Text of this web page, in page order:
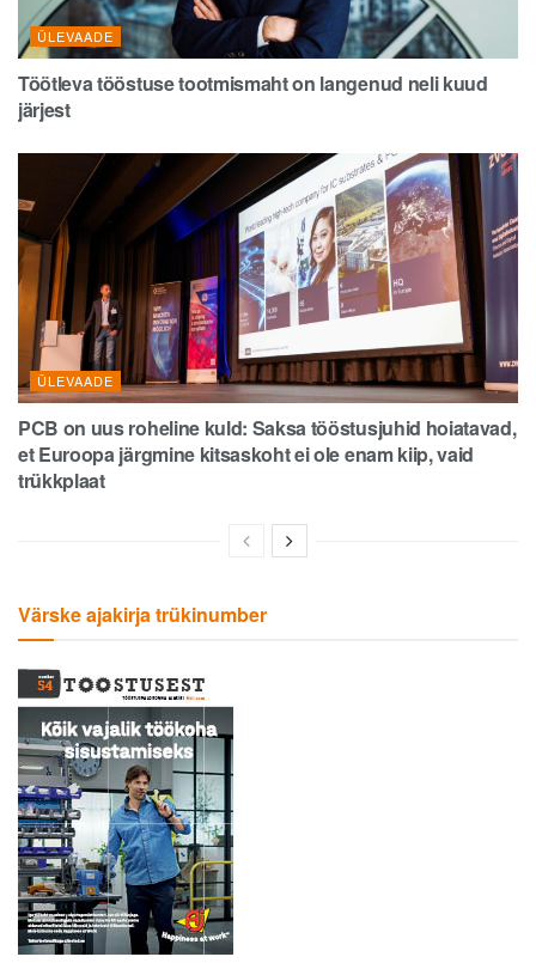
ÜLEVAADE
Töötleva tööstuse tootmismaht on langenud neli kuud
järjest
ÜLEVAADE
PCB on uus roheline kuld: Saksa tööstusjuhid hoiatavad,
et Euroopa järgmine kitsaskoht ei ole enam kiip, vaid
trükkplaat
Värske ajakirja trükinumber